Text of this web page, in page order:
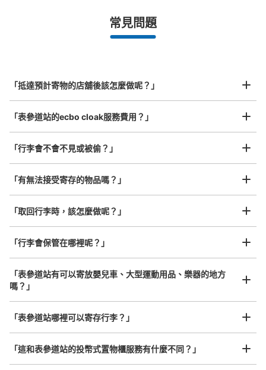
可保管的行李數
大的:2/ ¥700中等的:11/ ¥500小的:18/ ¥400
付款方式
現金, ICカード
查看此投幣式儲物櫃的位置
青山通り方面改札コインロッカー
事先用手機預約
指定的日期和時間
工作人員拍完行李照片後
放下行李，愉快度過一整天！
全國有1,000家以上合作店鋪
我們與許多地點方便的車站內店舖以及24小時營業的店鋪合作。
任何尺寸的行李都OK
樂器、嬰兒車、腳踏車等，只要是1個人能搬運的行李尺寸就OK
最長邊未滿45cm的行李（小型背包、手提包、手提行李
¥800/日
常見問題
「抵達預計寄物的店舖後該怎麼做呢？」
「表參道站的ecbo cloak服務費用？」
「行李會不會不見或被偷？」
「有無法接受寄存的物品嗎？」
「取回行李時，該怎麼做呢？」
「行李會保管在哪裡呢？」
「表參道站有可以寄放嬰兒車、大型運動用品、樂器的地方
嗎？」
「表參道站哪裡可以寄存行李？」
「這和表參道站的投幣式置物櫃服務有什麼不同？」